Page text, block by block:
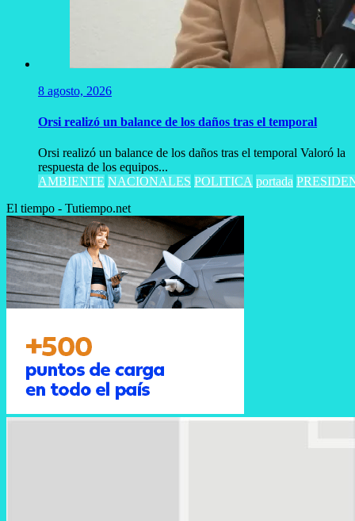
8 agosto, 2026
Orsi realizó un balance de los daños tras el temporal
Orsi realizó un balance de los daños tras el temporal Valoró la
respuesta de los equipos...
AMBIENTE NACIONALES POLITICA portada
El tiempo - Tutiempo.net